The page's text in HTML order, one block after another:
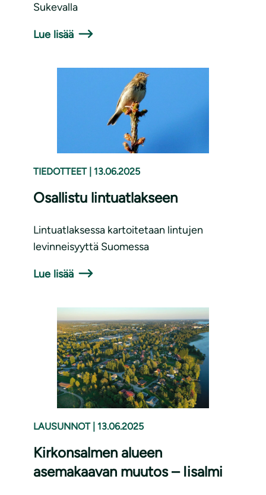
Sukevalla
Lue lisää
TIEDOTTEET 13.06.2025
Osallistu lintuatlakseen
Lintuatlaksessa kartoitetaan lintujen
levinneisyyttä Suomessa
Lue lisää
LAUSUNNOT 13.06.2025
Kirkonsalmen alueen
asemakaavan muutos – Iisalmi